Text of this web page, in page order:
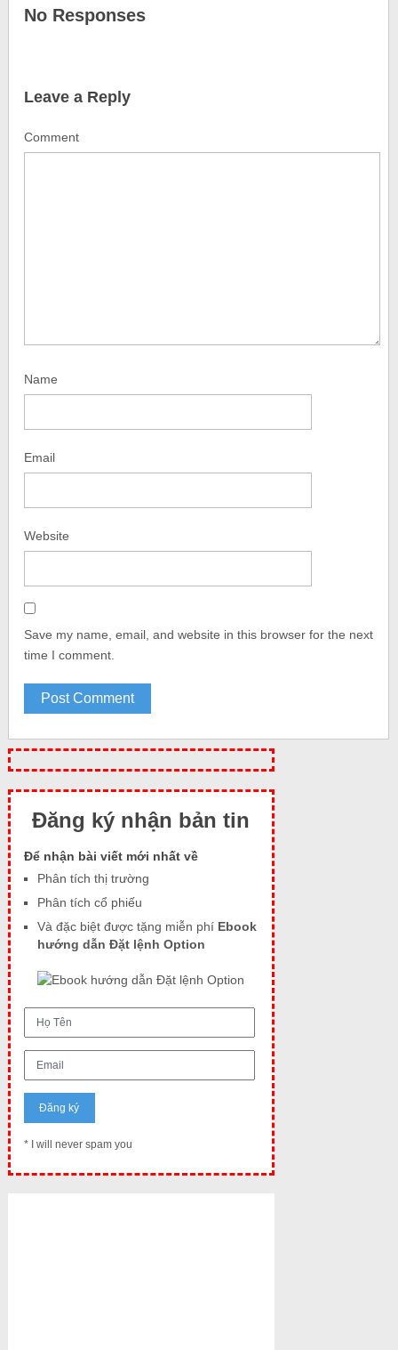
No Responses
Leave a Reply
Comment
Name
Email
Website
Save my name, email, and website in this browser for the next
time I comment.
Đăng ký nhận bản tin
Để nhận bài viết mới nhất về
Phân tích thị trường
Phân tích cổ phiếu
Và đặc biệt được tặng miễn phí Ebook
hướng dẫn Đặt lệnh Option
* I will never spam you